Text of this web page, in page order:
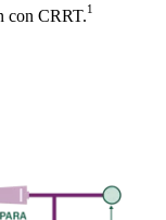
con CRRT.1